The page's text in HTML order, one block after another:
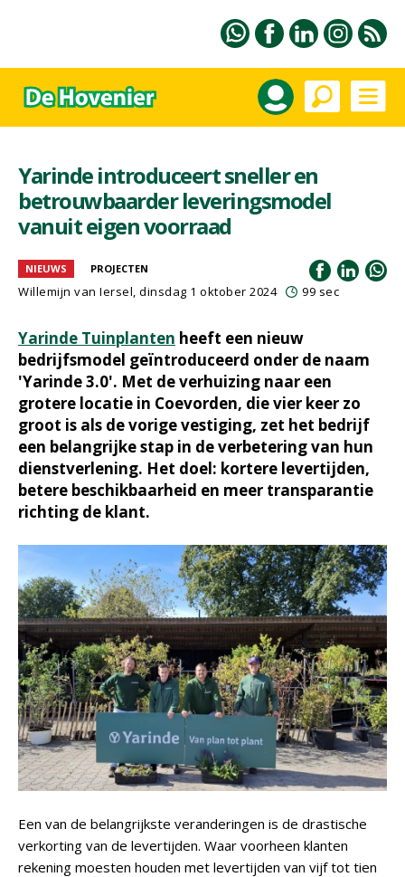
Yarinde introduceert sneller en
betrouwbaarder leveringsmodel
vanuit eigen voorraad
NIEUWS PROJECTEN
Willemijn van Iersel, dinsdag 1 oktober 2024 99 sec
Yarinde Tuinplanten heeft een nieuw
bedrijfsmodel geïntroduceerd onder de naam
'Yarinde 3.0'. Met de verhuizing naar een
grotere locatie in Coevorden, die vier keer zo
groot is als de vorige vestiging, zet het bedrijf
een belangrijke stap in de verbetering van hun
dienstverlening. Het doel: kortere levertijden,
betere beschikbaarheid en meer transparantie
richting de klant.
Een van de belangrijkste veranderingen is de drastische
verkorting van de levertijden. Waar voorheen klanten
rekening moesten houden met levertijden van vijf tot tien